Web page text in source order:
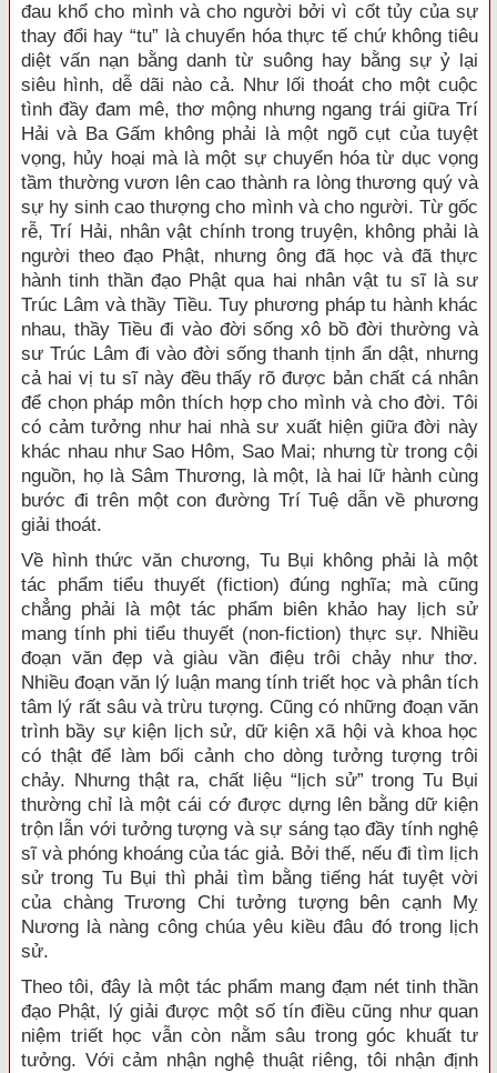
đau khổ cho mình và cho người bởi vì cốt tủy của sự
thay đổi hay “tu” là chuyển hóa thực tế chứ không tiêu
diệt vấn nạn bằng danh từ suông hay bằng sự ỷ lại
siêu hình, dễ dãi nào cả. Như lối thoát cho một cuộc
tình đầy đam mê, thơ mộng nhưng ngang trái giữa Trí
Hải và Ba Gấm không phải là một ngõ cụt của tuyệt
vọng, hủy hoại mà là một sự chuyển hóa từ dục vọng
tầm thường vươn lên cao thành ra lòng thương quý và
sự hy sinh cao thượng cho mình và cho người. Từ gốc
rễ, Trí Hải, nhân vật chính trong truyện, không phải là
người theo đạo Phật, nhưng ông đã học và đã thực
hành tinh thần đạo Phật qua hai nhân vật tu sĩ là sư
Trúc Lâm và thầy Tiều. Tuy phương pháp tu hành khác
nhau, thầy Tiều đi vào đời sống xô bồ đời thường và
sư Trúc Lâm đi vào đời sống thanh tịnh ẩn dật, nhưng
cả hai vị tu sĩ này đều thấy rõ được bản chất cá nhân
để chọn pháp môn thích hợp cho mình và cho đời. Tôi
có cảm tưởng như hai nhà sư xuất hiện giữa đời này
khác nhau như Sao Hôm, Sao Mai; nhưng từ trong cội
nguồn, họ là Sâm Thương, là một, là hai lữ hành cùng
bước đi trên một con đường Trí Tuệ dẫn về phương
giải thoát.
Về hình thức văn chương, Tu Bụi không phải là một
tác phẩm tiểu thuyết (fiction) đúng nghĩa; mà cũng
chẳng phải là một tác phẩm biên khảo hay lịch sử
mang tính phi tiểu thuyết (non-fiction) thực sự. Nhiều
đoạn văn đẹp và giàu vần điệu trôi chảy như thơ.
Nhiều đoạn văn lý luận mang tính triết học và phân tích
tâm lý rất sâu và trừu tượng. Cũng có những đoạn văn
trình bầy sự kiện lịch sử, dữ kiện xã hội và khoa học
có thật để làm bối cảnh cho dòng tưởng tượng trôi
chảy. Nhưng thật ra, chất liệu “lịch sử” trong Tu Bụi
thường chỉ là một cái cớ được dựng lên bằng dữ kiện
trộn lẫn với tưởng tượng và sự sáng tạo đầy tính nghệ
sĩ và phóng khoáng của tác giả. Bởi thế, nếu đi tìm lịch
sử trong Tu Bụi thì phải tìm bằng tiếng hát tuyệt vời
của chàng Trương Chi tưởng tượng bên cạnh Mỵ
Nương là nàng công chúa yêu kiều đâu đó trong lịch
sử.
Theo tôi, đây là một tác phẩm mang đạm nét tinh thần
đạo Phật, lý giải được một số tín điều cũng như quan
niệm triết học vẫn còn nằm sâu trong góc khuất tư
tưởng. Với cảm nhận nghệ thuật riêng, tôi nhận định